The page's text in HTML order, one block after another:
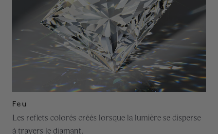
Feu
Les reflets colorés créés lorsque la lumière se disperse
à travers le diamant.